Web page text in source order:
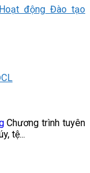
động Đào tạo
Chương trình tuyên
tệ...